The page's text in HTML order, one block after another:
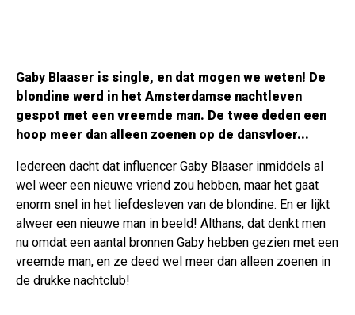
Gaby Blaaser is single, en dat mogen we weten! De
blondine werd in het Amsterdamse nachtleven
gespot met een vreemde man. De twee deden een
hoop meer dan alleen zoenen op de dansvloer...
Iedereen dacht dat influencer Gaby Blaaser inmiddels al
wel weer een nieuwe vriend zou hebben, maar het gaat
enorm snel in het liefdesleven van de blondine. En er lijkt
alweer een nieuwe man in beeld! Althans, dat denkt men
nu omdat een aantal bronnen Gaby hebben gezien met een
vreemde man, en ze deed wel meer dan alleen zoenen in
de drukke nachtclub!